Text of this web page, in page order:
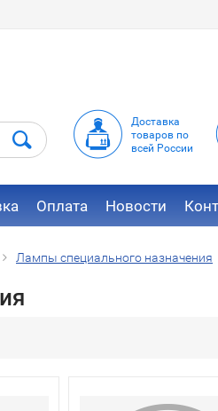
Доставка
товаров по
всей России
Оплата Новости
Лампы специального назначения